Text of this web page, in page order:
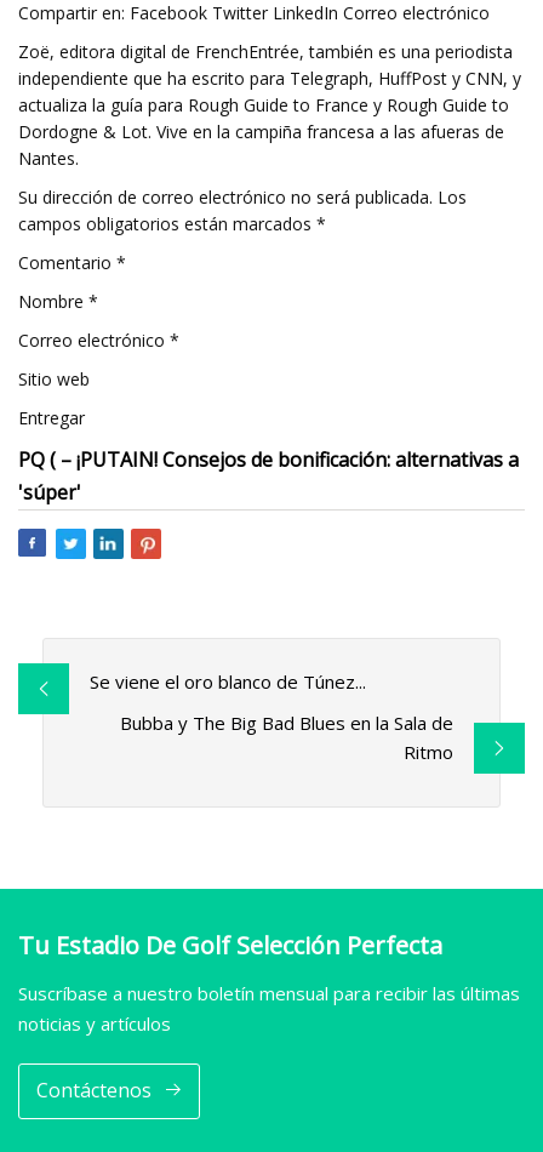
Compartir en: Facebook Twitter LinkedIn Correo electrónico
Zoë, editora digital de FrenchEntrée, también es una periodista
independiente que ha escrito para Telegraph, HuffPost y CNN, y
actualiza la guía para Rough Guide to France y Rough Guide to
Dordogne & Lot. Vive en la campiña francesa a las afueras de
Nantes.
Su dirección de correo electrónico no será publicada. Los
campos obligatorios están marcados *
Comentario *
Nombre *
Correo electrónico *
Sitio web
Entregar
PQ ( – ¡PUTAIN! Consejos de bonificación: alternativas a
'súper'
Se viene el oro blanco de Túnez...
Bubba y The Big Bad Blues en la Sala de
Ritmo
Tu Estadio De Golf Selección Perfecta
Suscríbase a nuestro boletín mensual para recibir las últimas
noticias y artículos
Contáctenos